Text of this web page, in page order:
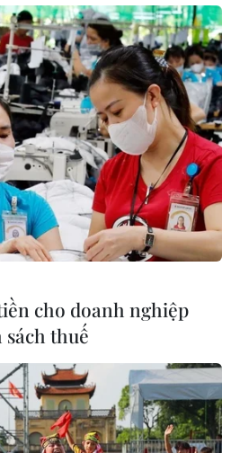
đồng?
truy quét IS,
dây
Trung Hải
thị trưởng tình
rừng
cho doanh nghiệp
sách thuế